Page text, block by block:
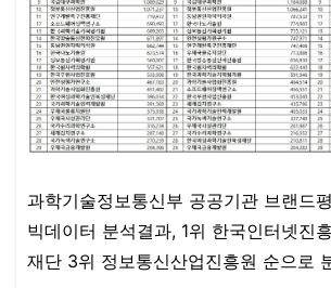
과학기술정보통신부 공공기관 브랜드
빅데이터 분석결과, 1위 한국인터넷진
재단 3위 정보통신산업진흥원 순으로